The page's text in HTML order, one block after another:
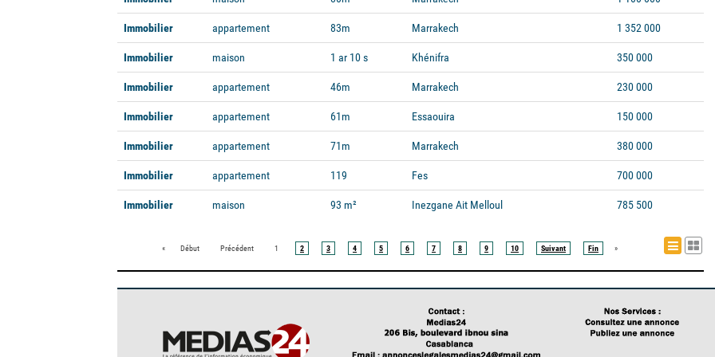
Immobilier appartement 83m Marrakech 1 352 000
Immobilier maison 1 ar 10 s Khénifra 350 000
Immobilier appartement 46m Marrakech 230 000
Immobilier appartement 61m Essaouira 150 000
Immobilier appartement 71m Marrakech 380 000
Immobilier appartement 119 Fes 700 000
Immobilier maison 93 m² Inezgane Ait Melloul 785 500
« Début Précédent 1 2 3 4 5 6 7 8 9 10 Suivant Fin » List